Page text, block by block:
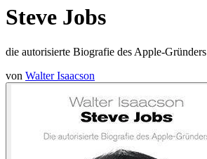
Steve Jobs
die autorisierte Biografie des Apple-Gründers
von Walter Isaacson